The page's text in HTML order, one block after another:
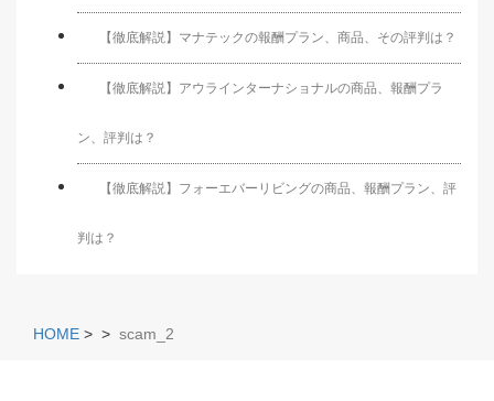
【徹底解説】マナテックの報酬プラン、商品、その評判は？
【徹底解説】アウラインターナショナルの商品、報酬プラ
ン、評判は？
【徹底解説】フォーエバーリビングの商品、報酬プラン、評
判は？
HOME > > scam_2